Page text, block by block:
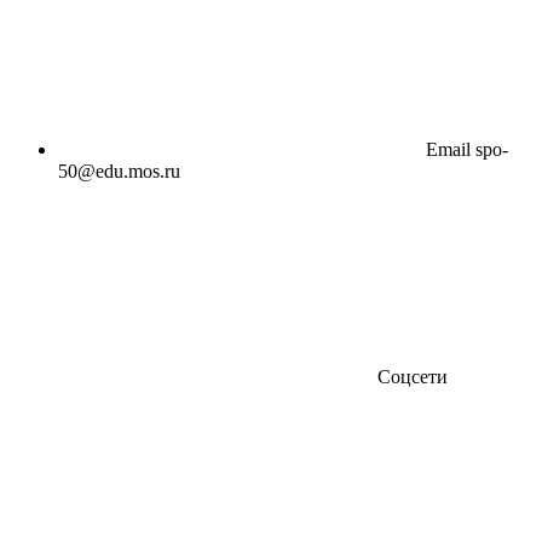
Email spo-
50@edu.mos.ru
Соцсети